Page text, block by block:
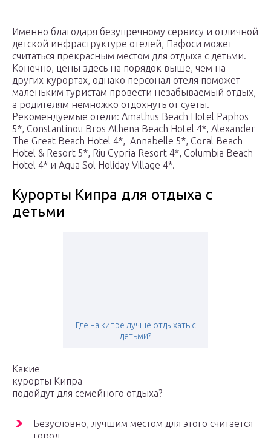
Именно благодаря безупречному сервису и отличной
детской инфраструктуре отелей, Пафоси может
считаться прекрасным местом для отдыха с детьми.
Конечно, цены здесь на порядок выше, чем на
других курортах, однако персонал отеля поможет
маленьким туристам провести незабываемый отдых,
а родителям немножко отдохнуть от суеты.
Рекомендуемые отели: Amathus Beach Hotel Paphos
5*, Constantinou Bros Athena Beach Hotel 4*, Alexander
The Great Beach Hotel 4*, Annabelle 5*, Coral Beach
Hotel & Resort 5*, Riu Cypria Resort 4*, Columbia Beach
Hotel 4* и Aqua Sol Holiday Village 4*.
Курорты Кипра для отдыха с
детьми
Где на кипре лучше отдыхать с
детьми?
Какие
курорты Кипра
подойдут для семейного отдыха?
Безусловно, лучшим местом для этого считается
город